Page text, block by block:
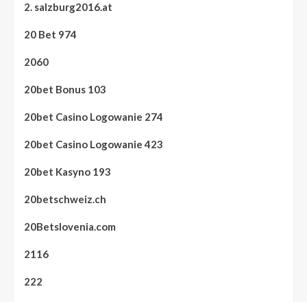
2. salzburg2016.at
20 Bet 974
2060
20bet Bonus 103
20bet Casino Logowanie 274
20bet Casino Logowanie 423
20bet Kasyno 193
20betschweiz.ch
20Betslovenia.com
2116
222